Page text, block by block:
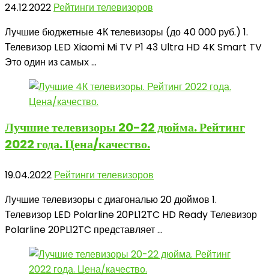
24.12.2022 Рейтинги телевизоров
Лучшие бюджетные 4К телевизоры (до 40 000 руб.) 1.
Телевизор LED Xiaomi Mi TV P1 43 Ultra HD 4K Smart TV
Это один из самых ...
Лучшие телевизоры 20-22 дюйма. Рейтинг
2022 года. Цена/качество.
19.04.2022 Рейтинги телевизоров
Лучшие телевизоры с диагональю 20 дюймов 1.
Телевизор LED Polarline 20PL12TC HD Ready Телевизор
Polarline 20PL12TC представляет ...